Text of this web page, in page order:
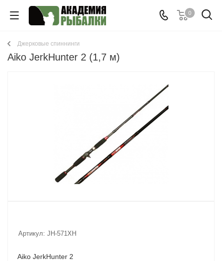
0
Джерковые спиннинги
Aiko JerkHunter 2 (1,7 м)
Артикул: JH-571XH
Aiko JerkHunter 2